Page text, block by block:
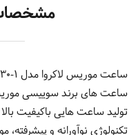
ساعت های برند سوییسی
تکنولوژی نوآورانه و